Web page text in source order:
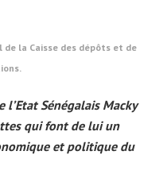
la Caisse des dépôts et de
Sénégalais Macky
qui font de lui un
et politique du